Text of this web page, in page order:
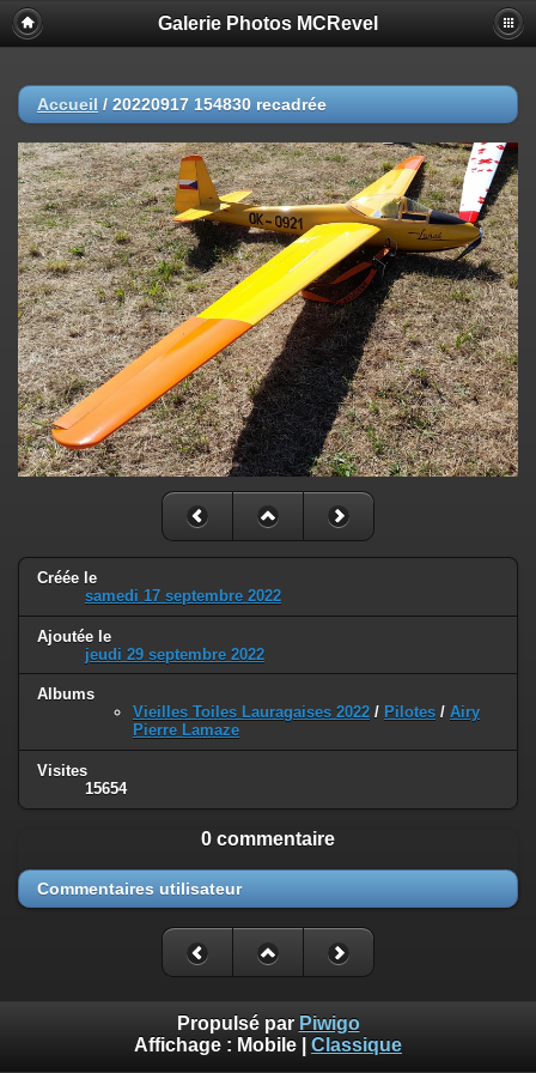
Galerie Photos MCRevel
Accueil / 20220917 154830 recadrée
Créée le
samedi 17 septembre 2022
Ajoutée le
jeudi 29 septembre 2022
Albums
Vieilles Toiles Lauragaises 2022 / Pilotes / Airy
Pierre Lamaze
Visites
15654
0 commentaire
Commentaires utilisateur
Propulsé par Piwigo
Affichage : Mobile Classique